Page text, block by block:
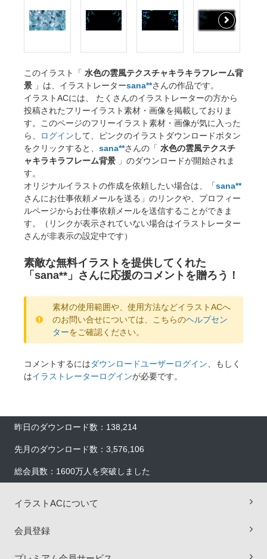
このイラスト「 水色の雲風テクスチャキラキラフレーム背
景 」は、イラストレーターsana**さんの作品です。
イラストACには、 たくさんのイラストレーターの方から
投稿されたフリーイラスト素材・画像を掲載しておりま
す。このページのフリーイラスト素材・画像が気に入った
ら、
ログイン して、ピンクのイラストダウンロードボタン
をクリックすると、 sana**さんの「 水色の雲風テクスチ
ャキラキラフレーム背景 」のダウンロードが開始されま
す。
オリジナルイラストの作成を依頼したい場合は、「sana**
さんにお仕事依頼メールを送る」のリンクや、プロフィー
ルページからお仕事依頼メールを送信することができま
す。（リンクが表示されていない場合はイラストレーター
さんが非表示の設定中です）
素敵な無料イラストを提供してくれた
「sana**」さんに応援のコメントを贈ろう！
素材の使用範囲や、使用方法などイラストACへ
のお問い合せについては、こちらのヘルプセン
ターをご確認ください。
コメントするにはダウンロードユーザーログイン 、もしく
はイラストレーターログインが必要です。
昨日のダウンロード数：138,214
先月のダウンロード数：3,576,106
総会員数：1600万人を突破しました
イラストACについて
会員登録